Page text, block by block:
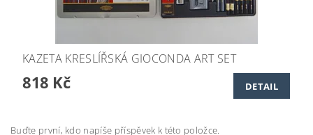
KAZETA KRESLÍŘSKÁ GIOCONDA ART SET
818 Kč DETAIL
Buďte první, kdo napíše příspěvek k této položce.